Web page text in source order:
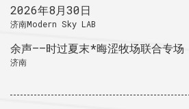
2026年8月30日
济南Modern Sky LAB
余声——时过夏末*晦涩牧场联合专场
济南